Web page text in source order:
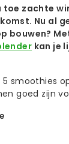
zachte
Nu al
bouwen?
kan je
smoothies
goed zijn